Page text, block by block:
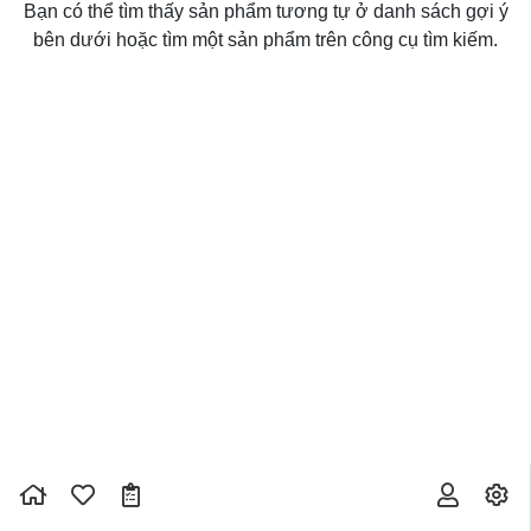
Bạn có thể tìm thấy sản phẩm tương tự ở danh sách gợi ý
bên dưới hoặc tìm một sản phẩm trên công cụ tìm kiếm.